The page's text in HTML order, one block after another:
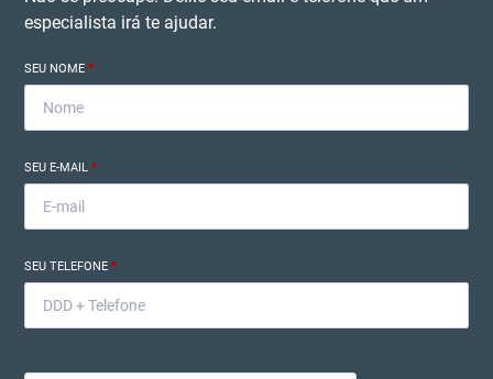
especialista irá te ajudar.
SEU NOME*
SEU E-MAIL*
SEU TELEFONE*